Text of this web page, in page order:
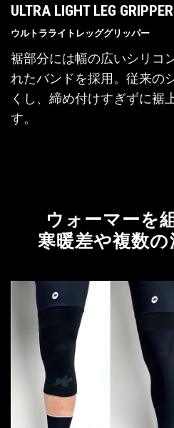
ULTRA LIGHT LEG
ウルトラライトレッググリッパー
裾部分には幅の広いシリコ
れたバンドを採用。従来の
くし、締め付けすぎずに裾
す。
ウォーマーを
寒暖差や複数